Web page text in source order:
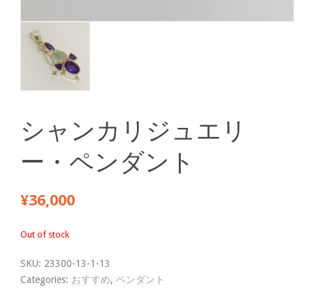
シャンカリジュエリ
ー・ペンダント
¥36,000
Out of stock
SKU: 23300-13-1-13
Categories: おすすめ, ペンダント